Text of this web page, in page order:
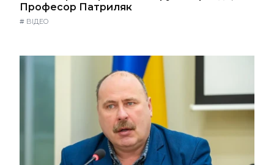
Професор Патриляк
# ВІДЕО